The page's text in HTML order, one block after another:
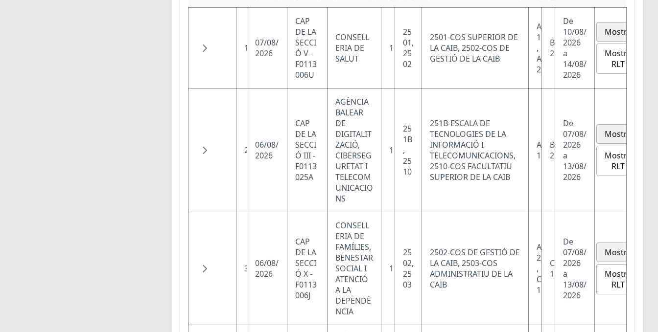
1
07/08/
2026
CAP
DE LA
SECCI
Ó V -
F0113
006U
CONSELL
ERIA DE
SALUT
1
25
01,
25
02
2501-COS SUPERIOR DE
LA CAIB, 2502-COS DE
GESTIÓ DE LA CAIB
A
1
,
A
2
B
2
De
10/08/
2026
a
14/08/
2026
Mostra
Mostra
RLT
2
06/08/
2026
CAP
DE LA
SECCI
Ó III -
F0113
025A
AGÈNCIA
BALEAR
DE
DIGITALIT
ZACIÓ,
CIBERSEG
URETAT I
TELECOM
UNICACIO
NS
1
25
1B
,
25
10
251B-ESCALA DE
TECNOLOGIES DE LA
INFORMACIÓ I
TELECOMUNICACIONS,
2510-COS FACULTATIU
SUPERIOR DE LA CAIB
A
1
B
2
De
07/08/
2026
a
13/08/
2026
Mostra
Mostra
RLT
3
06/08/
2026
CAP
DE LA
SECCI
Ó X -
F0113
006J
CONSELL
ERIA DE
FAMÍLIES,
BENESTAR
SOCIAL I
ATENCIÓ
A LA
DEPENDÈ
NCIA
1
25
02,
25
03
2502-COS DE GESTIÓ DE
LA CAIB, 2503-COS
ADMINISTRATIU DE LA
CAIB
A
2
,
C
1
C
1
De
07/08/
2026
a
13/08/
2026
Mostra
Mostra
RLT